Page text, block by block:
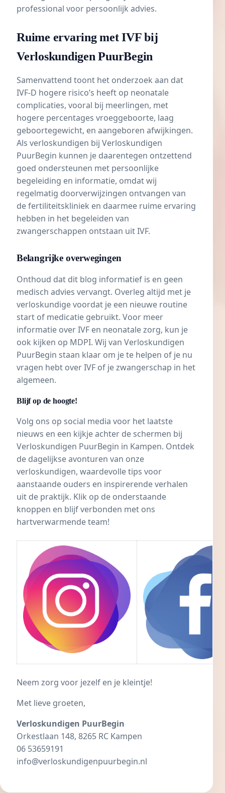
professional voor persoonlijk advies.
Ruime ervaring met IVF bij
Verloskundigen PuurBegin
Samenvattend toont het onderzoek aan dat
IVF-D hogere risico’s heeft op neonatale
complicaties, vooral bij meerlingen, met
hogere percentages vroeggeboorte, laag
geboortegewicht, en aangeboren afwijkingen.
Als verloskundigen bij Verloskundigen
PuurBegin kunnen je daarentegen ontzettend
goed ondersteunen met persoonlijke
begeleiding en informatie, omdat wij
regelmatig doorverwijzingen ontvangen van
de fertiliteitskliniek en daarmee ruime ervaring
hebben in het begeleiden van
zwangerschappen ontstaan uit IVF.
Belangrijke overwegingen
Onthoud dat dit blog informatief is en geen
medisch advies vervangt. Overleg altijd met je
verloskundige voordat je een nieuwe routine
start of medicatie gebruikt. Voor meer
informatie over IVF en neonatale zorg, kun je
ook kijken op MDPI. Wij van Verloskundigen
PuurBegin staan klaar om je te helpen of je nu
vragen hebt over IVF of je zwangerschap in het
algemeen.
Blijf op de hoogte!
Volg ons op social media voor het laatste
nieuws en een kijkje achter de schermen bij
Verloskundigen PuurBegin in Kampen. Ontdek
de dagelijkse avonturen van onze
verloskundigen, waardevolle tips voor
aanstaande ouders en inspirerende verhalen
uit de praktijk. Klik op de onderstaande
knoppen en blijf verbonden met ons
hartverwarmende team!
Neem zorg voor jezelf en je kleintje!
Met lieve groeten,
Verloskundigen PuurBegin
Orkestlaan 148, 8265 RC Kampen
06 53659191
info@verloskundigenpuurbegin.nl